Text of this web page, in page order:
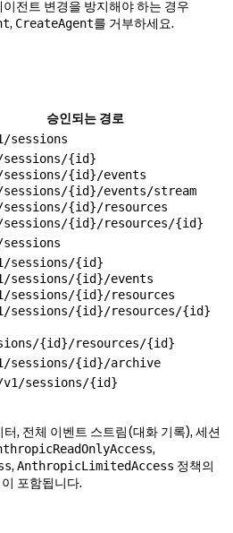
전트 변경을 방지해야 하는 경우
, CreateAgent를 거부하세요.
승인되는 경로
sessions
sessions/{id}
sessions/{id}/events
sessions/{id}/events/stream
sessions/{id}/resources
sessions/{id}/resources/{id}
sessions
sessions/{id}
sessions/{id}/events
sessions/{id}/resources
sessions/{id}/resources/{id}
{id}/resources/{id}
sessions/{id}/archive
/v1/sessions/{id}
, 전체 이벤트 스트림(대화 기록), 세션
,
, AnthropicLimitedAccess 정책의
포함됩니다.